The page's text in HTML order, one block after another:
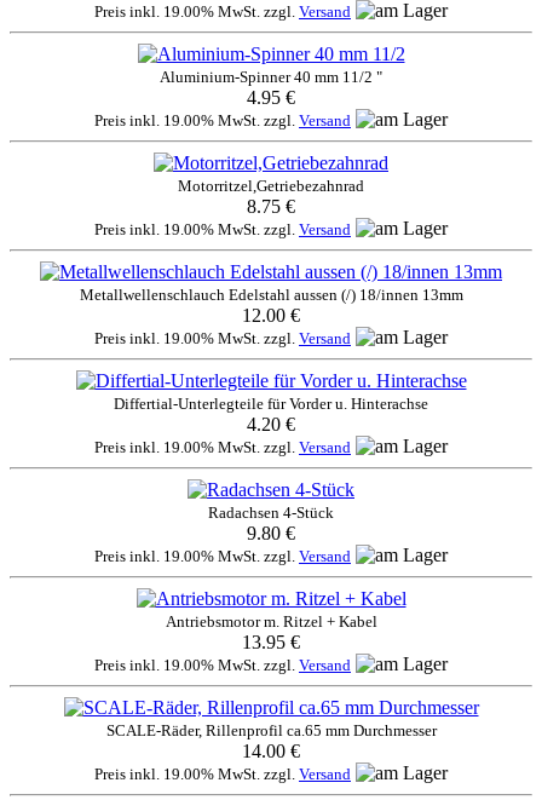
Preis inkl. 19.00% MwSt. zzgl. Versand
Aluminium-Spinner 40 mm 11/2 "
4.95 €
Preis inkl. 19.00% MwSt. zzgl. Versand
Motorritzel,Getriebezahnrad
8.75 €
Preis inkl. 19.00% MwSt. zzgl. Versand
Metallwellenschlauch Edelstahl aussen (/) 18/innen 13mm
12.00 €
Preis inkl. 19.00% MwSt. zzgl. Versand
Differtial-Unterlegteile für Vorder u. Hinterachse
4.20 €
Preis inkl. 19.00% MwSt. zzgl. Versand
Radachsen 4-Stück
9.80 €
Preis inkl. 19.00% MwSt. zzgl. Versand
Antriebsmotor m. Ritzel + Kabel
13.95 €
Preis inkl. 19.00% MwSt. zzgl. Versand
SCALE-Räder, Rillenprofil ca.65 mm Durchmesser
14.00 €
Preis inkl. 19.00% MwSt. zzgl. Versand